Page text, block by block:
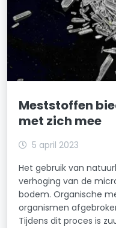
Meststoffen
met zich mee
5 april 2023
Het gebruik van
verhoging van de
bodem. Organische
organismen
Tijdens dit proces is